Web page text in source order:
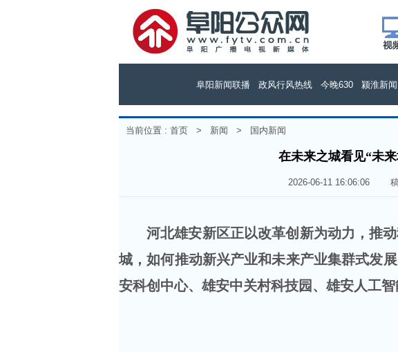
阜阳新闻联播 政风行风热线 今晚630 颍淮新闻
当前位置 : 首页 > 新闻 > 国内新闻
在未来之城看见“未来
2026-06-11 16:06:06 稿
河北雄安新区正以改革创新为动力，推
城，如何推动新兴产业和未来产业集群式发
安科创中心、雄安中关村科技园、雄安人工智